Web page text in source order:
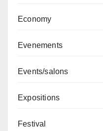
Economy
Evenements
Events/salons
Expositions
Festival